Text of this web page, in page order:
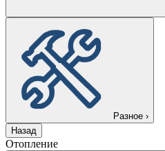
Разное ›
Назад
Отопление